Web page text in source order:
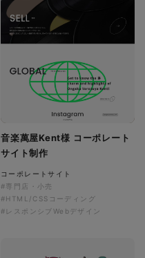
音楽萬屋Kent様 コーポレート
サイト制作
コーポレートサイト
#専門店・小売
#HTML/CSSコーディング
#レスポンシブWebデザイン